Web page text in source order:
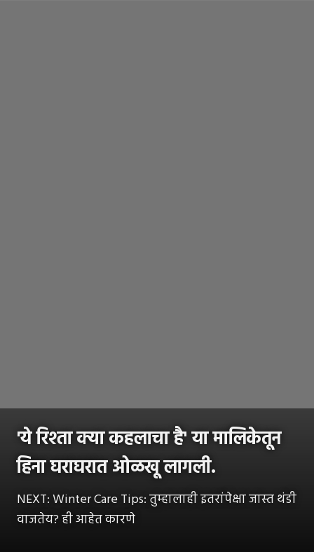
'ये रिश्ता क्या कहलाचा है' या मालिकेतून
हिना घराघरात ओळखू लागली.
NEXT: Winter Care Tips: तुम्हालाही इतरांपेक्षा जास्त थंडी
वाजतेय? ही आहेत कारणे